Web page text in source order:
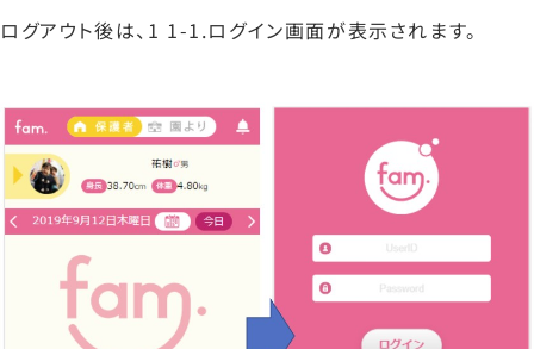
ログアウト後は、1 1-1.ログイン画面が表示されます。